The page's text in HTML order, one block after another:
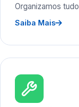
Organizamos
Saiba Mais